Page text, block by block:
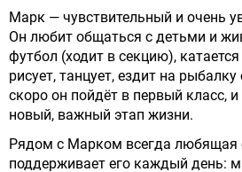
Марк — чувствительный и очень
Он любит общаться с детьми и
футбол (ходит в секцию),
рисует, танцует, ездит на
скоро он пойдёт в первый класс, и
новый, важный этап жизни.
Рядом с Марком всегда любящая
поддерживает его каждый день: